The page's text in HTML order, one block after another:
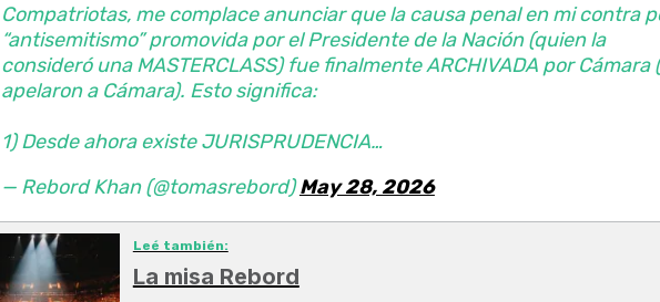
Compatriotas, me complace anunciar que la causa penal en mi contra
“antisemitismo” promovida por el Presidente de la Nación (quien la
consideró una MASTERCLASS) fue finalmente ARCHIVADA por Cámara
apelaron a Cámara). Esto significa:
1) Desde ahora existe JURISPRUDENCIA…
— Rebord Khan (@tomasrebord)May 28, 2026
Leé también:
La misa Rebord